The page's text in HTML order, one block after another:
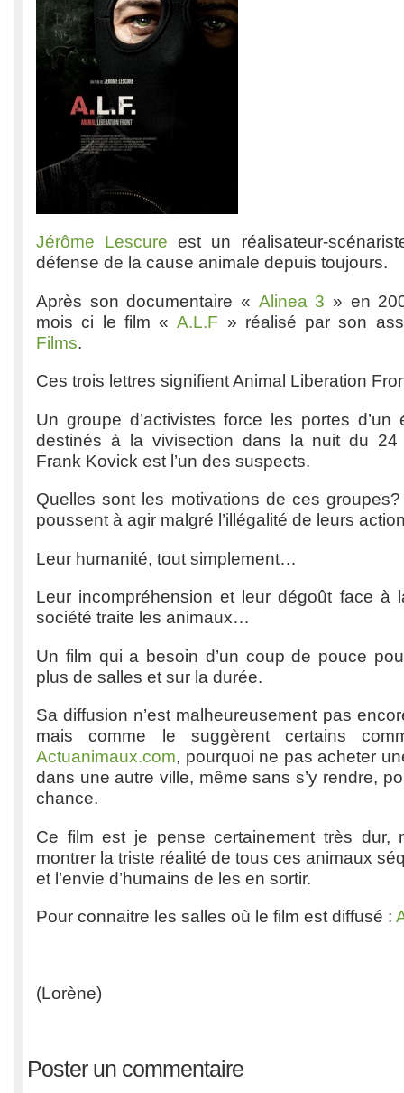
Jérôme Lescureest un réalisateur-
défense de la cause animale depuis toujours.
Après son documentaire « Alinea 3 » en
mois ci le film «A.L.F » réalisé par son
Films.
Ces trois lettres signifient Animal Liberation
Un groupe d’activistes force les portes d’un
destinés à la vivisection dans la nuit du 24
Frank Kovick est l’un des suspects.
Quelles sont les motivations de ces
poussent à agir malgré l’illégalité de leurs
Leur humanité, tout simplement…
Leur incompréhension et leur dégoût face à
société traite les animaux…
Un film qui a besoin d’un coup de pouce
plus de salles et sur la durée.
Sa diffusion n’est malheureusement pas
mais comme le suggèrent certains
Actuanimaux.com, pourquoi ne pas acheter
dans une autre ville, même sans s’y rendre,
chance.
Ce film est je pense certainement très dur,
montrer la triste réalité de tous ces animaux
et l’envie d’humains de les en sortir.
Pour connaitre les salles où le film est diffusé :
(Lorène)
Poster un commentaire